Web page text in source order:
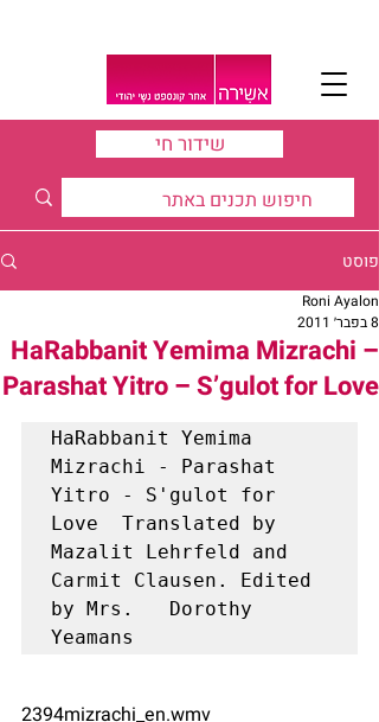
שידור חי
פוסט
HaRabbanit Yemima Mizrachi –
Parashat Yitro – S’gulot for Love
Roni Ayalon
8 בפבר׳ 2011
HaRabbanit Yemima
Mizrachi - Parashat
Yitro - S'gulot for
Love  Translated by
Mazalit Lehrfeld and
Carmit Clausen. Edited
by Mrs.   Dorothy
Yeamans
2394mizrachi_en.wmv